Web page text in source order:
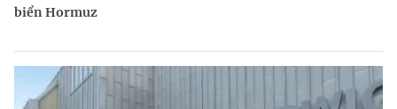
biển Hormuz